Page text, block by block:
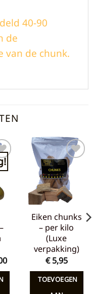
40-90
de
de chunk.
Huidige
Toevoegen
aan
verlanglijst
Eiken chunks
– per kilo
(Luxe
verpakking)
€5,95
TOEVOEGEN